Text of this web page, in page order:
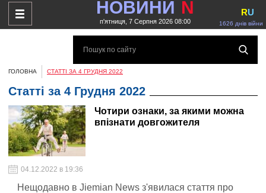
НОВИНИ N
п'ятниця, 7 Серпня 2026 08:00 1626 днів війни
RU
ГОЛОВНА СТАТТІ ЗА 4 ГРУДНЯ 2022
Статті за 4 Грудня 2022
Чотири ознаки, за якими можна
впізнати довгожителя
04.12.2022 в 19:36
Нещодавно в Jiemian News з'явилася стаття про